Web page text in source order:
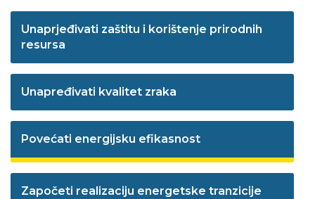
Unaprjeđivati zaštitu i korištenje prirodnih
resursa
Unapređivati kvalitet zraka
Povećati energijsku efikasnost
Započeti realizaciju energetske tranzicije